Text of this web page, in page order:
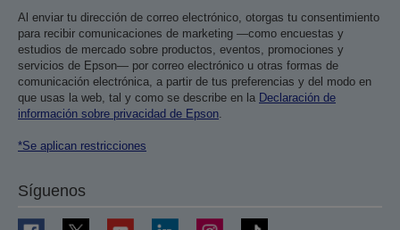
Al enviar tu dirección de correo electrónico, otorgas tu consentimiento
para recibir comunicaciones de marketing —como encuestas y
estudios de mercado sobre productos, eventos, promociones y
servicios de Epson— por correo electrónico u otras formas de
comunicación electrónica, a partir de tus preferencias y del modo en
que usas la web, tal y como se describe en la Declaración de
información sobre privacidad de Epson.
*Se aplican restricciones
Síguenos